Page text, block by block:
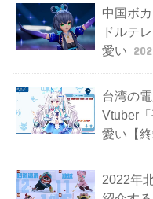
中国ボ
ドルテ
愛い
台湾の
Vtuber
愛い【
2022年